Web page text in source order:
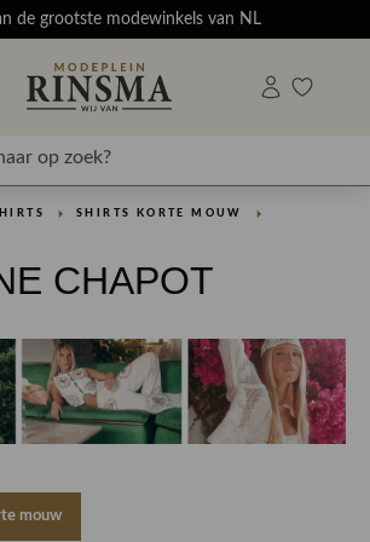
de grootste modewinkels van NL
SHIRTS KORTE MOUW
CHAPOT
mouw